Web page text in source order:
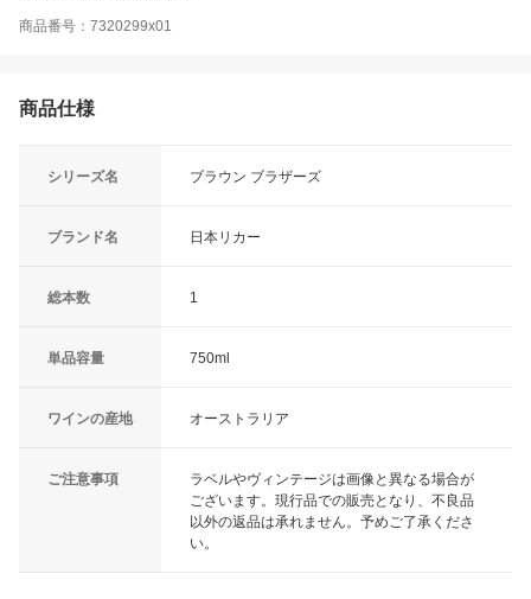
商品番号：7320299x01
商品仕様
シリーズ名 ブラウン ブラザーズ
ブランド名 日本リカー
総本数 1
単品容量 750ml
ワインの産地 オーストラリア
ご注意事項
ラベルやヴィンテージは画像と異なる場合が
ございます。現行品での販売となり、不良品
以外の返品は承れません。予めご了承くださ
い。